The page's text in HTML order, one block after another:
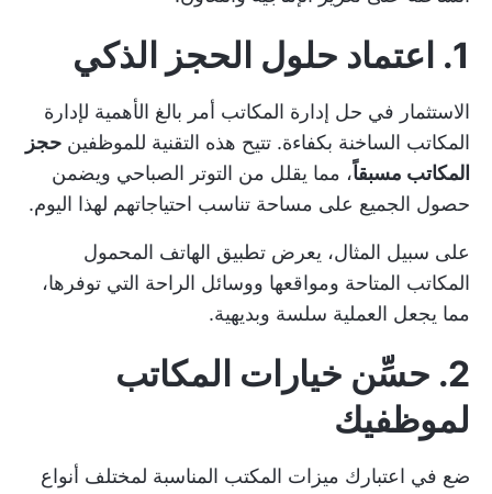
1. اعتماد حلول الحجز الذكي
الاستثمار في حل إدارة المكاتب أمر بالغ الأهمية لإدارة
المكاتب الساخنة بكفاءة. تتيح هذه التقنية للموظفين حجز
المكاتب مسبقاً، مما يقلل من التوتر الصباحي ويضمن
حصول الجميع على مساحة تناسب احتياجاتهم لهذا اليوم.
على سبيل المثال، يعرض تطبيق الهاتف المحمول
المكاتب المتاحة ومواقعها ووسائل الراحة التي توفرها،
مما يجعل العملية سلسة وبديهية.
2. حسِّن خيارات المكاتب
لموظفيك
ضع في اعتبارك ميزات المكتب المناسبة لمختلف أنواع